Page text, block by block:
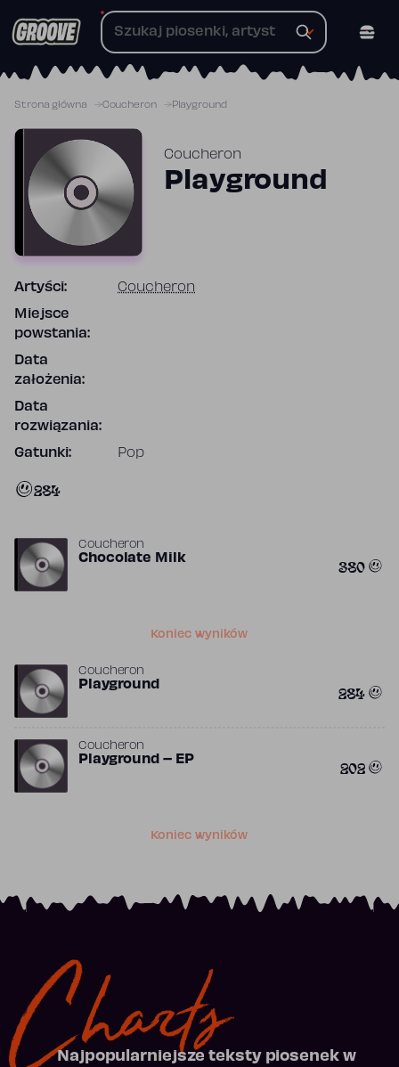
do
Strona główna Coucheron Playground
Coucheron
Playground
Artyści: Coucheron
Miejsce
powstania:
Data
założenia:
Data
rozwiązania:
Gatunki: Pop
284
Coucheron
Chocolate Milk 380
Koniec wyników
Coucheron
Playground 284
Coucheron
Playground – EP 202
Koniec wyników
Charts
Najpopularniejsze teksty piosenek w